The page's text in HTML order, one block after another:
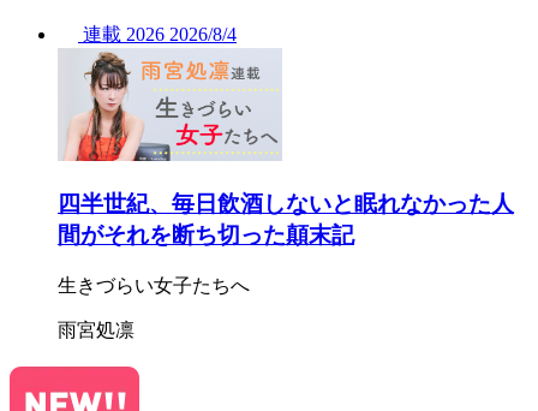
連載 2026 2026/8/4
四半世紀、毎日飲酒しないと眠れなかった人
間がそれを断ち切った顛末記
生きづらい女子たちへ
雨宮処凛